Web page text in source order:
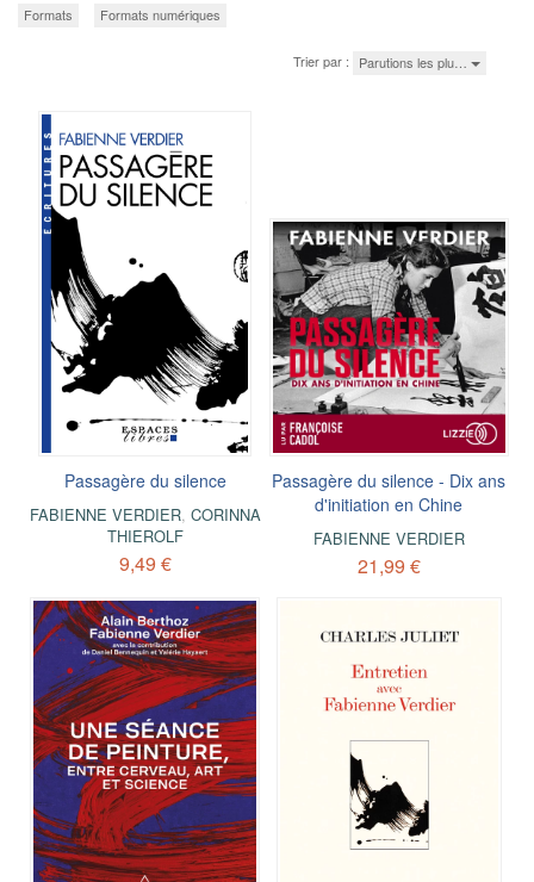
Formats Formats numériques
Trier par : Parutions les plu…
Passagère du silence
FABIENNE VERDIER, CORINNA
THIEROLF
9,49 €
Passagère du silence - Dix ans
d'initiation en Chine
FABIENNE VERDIER
21,99 €